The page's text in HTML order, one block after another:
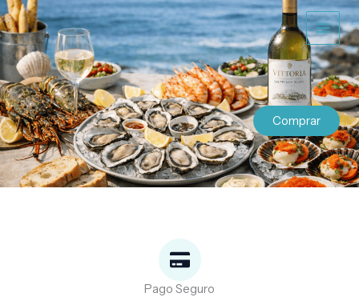
al
contenido
Comprar
Pago Seguro